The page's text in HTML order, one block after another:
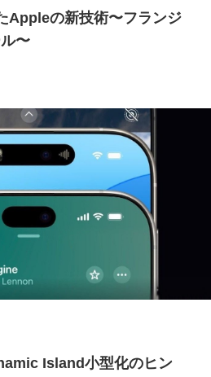
Appleの新技術〜フランジ
〜
Island小型化のヒン